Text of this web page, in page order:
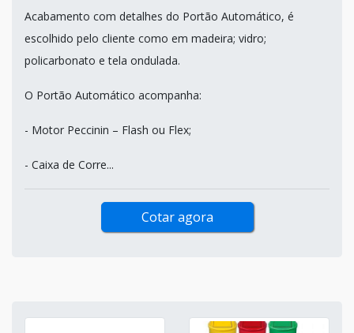
Acabamento com detalhes do Portão Automático, é
escolhido pelo cliente como em madeira; vidro;
policarbonato e tela ondulada.
O Portão Automático acompanha:
- Motor Peccinin – Flash ou Flex;
- Caixa de Corre...
Cotar agora